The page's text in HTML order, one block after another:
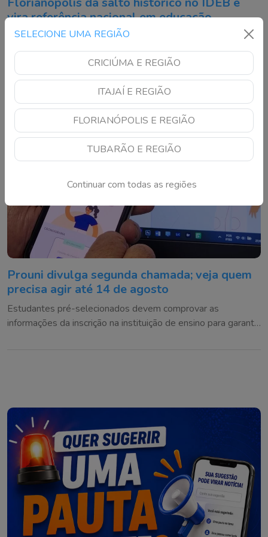
SELECIONE UMA REGIÃO
CRICIÚMA E REGIÃO
ITAJAÍ E REGIÃO
FLORIANÓPOLIS E REGIÃO
TUBARÃO E REGIÃO
Continuar com todas as regiões
vira referência nacional em educação
Capital catarinense registrou o maior crescimento entre
todas as capitais do país e alcançou o top 3 nacional no
Prouni divulga segunda chamada; veja quem
precisa agir até 14 de agosto
Estudantes pré-selecionados devem comprovar as
informações da inscrição na instituição de ensino para garantir